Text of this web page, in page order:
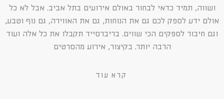
ושווה, תמיד כדאי לבחור באולם אירועים בתל אביב. אבל לא כל
אולם ידע לספק לכם גם את הנוחות, גם את האווירה, גם נוף וטבע,
וגם חיבור לספקים הכי שווים. בריברסייד תקבלו את כל אלה ועוד
הרבה יותר. בקיצור, אירוע מהסרטים
קרא עוד